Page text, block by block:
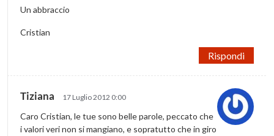
Un abbraccio
Cristian
Rispondi
Tiziana 17 Luglio 2012 0:00
Caro Cristian, le tue sono belle parole, peccato che
i valori veri non si mangiano, e sopratutto che in giro